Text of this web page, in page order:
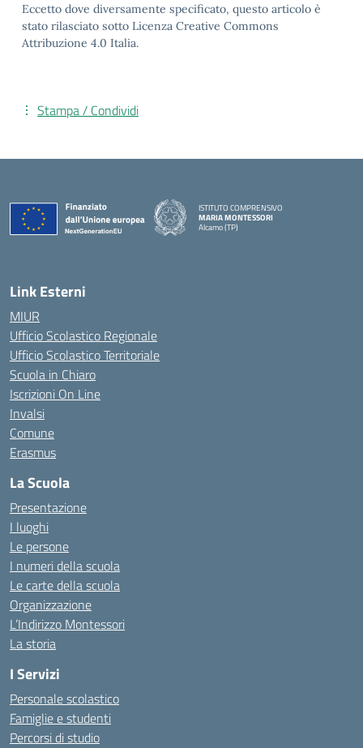
Eccetto dove diversamente specificato, questo articolo è
stato rilasciato sotto Licenza Creative Commons
Attribuzione 4.0 Italia.
Stampa / Condividi
ISTITUTO COMPRENSIVO
MARIA MONTESSORI
Alcamo (TP)
Link Esterni
MIUR
Ufficio Scolastico Regionale
Ufficio Scolastico Territoriale
Scuola in Chiaro
Iscrizioni On Line
Invalsi
Comune
Erasmus
La Scuola
Presentazione
I luoghi
Le persone
I numeri della scuola
Le carte della scuola
Organizzazione
L’Indirizzo Montessori
La storia
I Servizi
Personale scolastico
Famiglie e studenti
Percorsi di studio